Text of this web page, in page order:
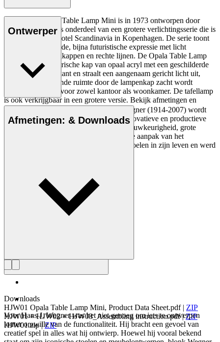
De HJW01 Opala Table Lamp Mini is in 1973 ontworpen door
Hans J. Wegner als onderdeel van een grotere verlichtingsserie die is
ontworpen voor Hotel Scandinavia in Kopenhagen. De serie toont
een onderscheidende, bijna futuristische expressie met licht
gekantelde lampenkappen en rechte lijnen. De Opala Table Lamp
heeft een asymmetrische kap van opaal acryl met een geschilderde
aluminium bovenkant en straalt een aangenaam gericht licht uit,
terwijl de omliggende ruimte door de lampenkap zacht wordt
verlicht. Geschikt voor zowel kantoor als woonkamer. De tafellamp
is ook verkrijgbaar in een grotere versie. Bekijk afmetingen en
downloads voor meer productdetails.
Lees meer
Ontwerper
De Deense meubelontwerper Hans J. Wegner (1914-2007) wordt
gezien als een van de meest creatieve, innovatieve en productieve
ontwerpers aller tijden, bekend om zijn nauwkeurigheid, grote
inzicht in vakmanschap en compromisloze aanpak van het
ontwerpen. Wegner ontwierp bijna 500 stoelen in zijn leven en werd
Afmetingen: & Downloads
Downloads
HJW01 Opala Table Lamp Mini, Product Data Sheet.pdf| ZIP
HJW01 + HJW02 + HJW03_Assembling instruction.pdf|ZIP
HJW01.zip|ZIP
Voor Hans J. Wegner was het niet genoeg om iets te ontwerpen
louter omwille van de functionaliteit. Hij bracht een gevoel van
creatief spel in alles wat hij ontwierp. Hoewel hij vooral bekend